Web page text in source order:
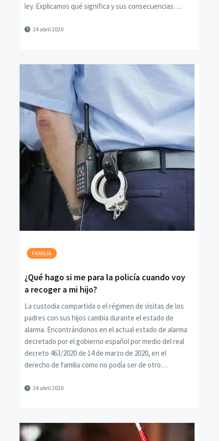
ley. Explicamos qué significa y sus consecuencias….
24 abril 2020
FAMILIA
¿Qué hago si me para la policía cuando voy
a recoger a mi hijo?
La custodia compartida o el régimen de visitas de los
padres con sus hijos cambia durante el estado de
alarma. Encontrándonos en el actual estado de alarma
decretado por el gobierno español por medio del real
decreto 463/2020 de 14 de marzo de 2020, en el
derecho de familia como no podía ser de otro…
24 abril 2020